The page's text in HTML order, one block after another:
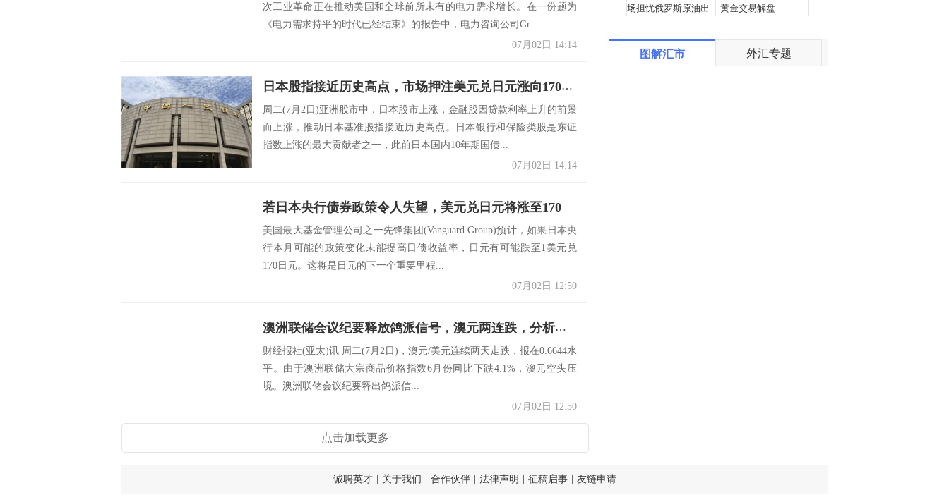
次工业革命正在推动美国和全球前所未有的电力需求增长。在一份题为
《电力需求持平的时代已经结束》的报告中，电力咨询公司Gr...
07月02日 14:14
日本股指接近历史高点，市场押注美元兑日元涨向170，交易员权衡特朗普再次胜选的可能性
周二(7月2日)亚洲股市中，日本股市上涨，金融股因贷款利率上升的前景
而上涨，推动日本基准股指接近历史高点。日本银行和保险类股是东证
指数上涨的最大贡献者之一，此前日本国内10年期国债...
07月02日 14:14
若日本央行债券政策令人失望，美元兑日元将涨至170
美国最大基金管理公司之一先锋集团(Vanguard Group)预计，如果日本央
行本月可能的政策变化未能提高日债收益率，日元有可能跌至1美元兑
170日元。这将是日元的下一个重要里程...
07月02日 12:50
澳洲联储会议纪要释放鸽派信号，澳元两连跌，分析师：技术面呈中性偏向
财经报社(亚太)讯 周二(7月2日)，澳元/美元连续两天走跌，报在0.6644水
平。由于澳洲联储大宗商品价格指数6月份同比下跌4.1%，澳元空头压
境。澳洲联储会议纪要释出鸽派信...
07月02日 12:50
点击加载更多
场担忧俄罗斯原油出
黄金交易解盘
图解汇市 外汇专题
诚聘英才 关于我们 合作伙伴 法律声明 征稿启事 友链申请